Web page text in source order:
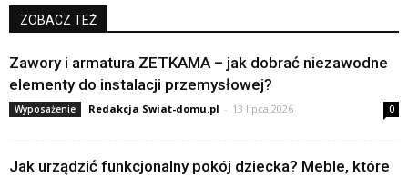
ZOBACZ TEŻ
Zawory i armatura ZETKAMA – jak dobrać niezawodne
elementy do instalacji przemysłowej?
Wyposażenie Redakcja Swiat-domu.pl - 13 lipca 2026 0
Jak urządzić funkcjonalny pokój dziecka? Meble, które